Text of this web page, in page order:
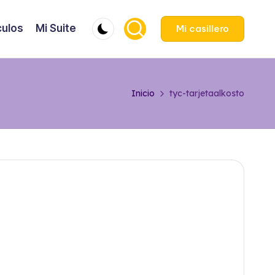
Mi Suite Mi casillero
Inicio tyc-tarjetaalkosto